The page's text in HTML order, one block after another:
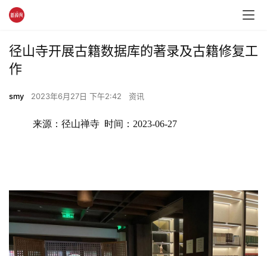
径山寺开展古籍数据库的著录及古籍修复工
作
smy 2023年6月27日 下午2:42 资讯
来源：径山禅寺  时间：2023-06-27